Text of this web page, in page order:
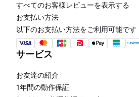
すべてのお客様レビューを表示する
お支払い方法
以下のお支払い方法をご利用可能です
サービス
お友達の紹介
1年間の動作保証